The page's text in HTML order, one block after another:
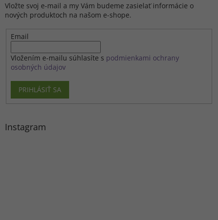
Vložte svoj e-mail a my Vám budeme zasielať informácie o
nových produktoch na našom e-shope.
Email
Vložením e-mailu súhlasíte s podmienkami ochrany
osobných údajov
PRIHLÁSIŤ SA
Instagram